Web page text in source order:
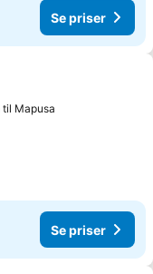
Se priser
til Mapusa
Se priser